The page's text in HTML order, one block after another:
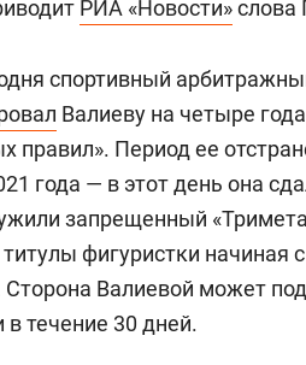
РИА «Новости»слова
спортивный
Валиеву на четыре
правил». Период ее
года — в этот день она
запрещенный
фигуристки начиная
Валиевой может
течение 30 дней.